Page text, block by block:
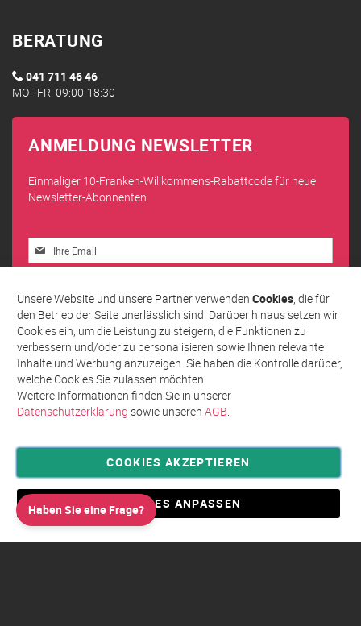
BERATUNG
041 711 46 46
MO - FR: 09:00-18:30
ANMELDUNG NEWSLETTER
Einmaliger 10-Franken-Willkommens-Rabattcode für neue
Newsletter-Abonnenten.
Melden
Sie
unseren
Newsletter
an:
Abonnieren
Privatsphäre und Datenschutz
Allgemeine Geschäftsbedingungen AGB
Impressum
Haben Sie eine Frage?
Unsere Website und unsere Partner verwenden Cookies, die für
den Betrieb der Seite unerlässlich sind. Darüber hinaus setzen wir
Cookies ein, um die Leistung zu steigern, die Funktionen zu
verbessern und/oder zu personalisieren sowie Ihnen relevante
Inhalte und Werbung anzuzeigen. Sie haben die Kontrolle darüber,
welche Cookies Sie zulassen möchten.
Weitere Informationen finden Sie in unserer
Datenschutzerklärung sowie unseren AGB.
COOKIES AKZEPTIEREN
COOKIES ANPASSEN